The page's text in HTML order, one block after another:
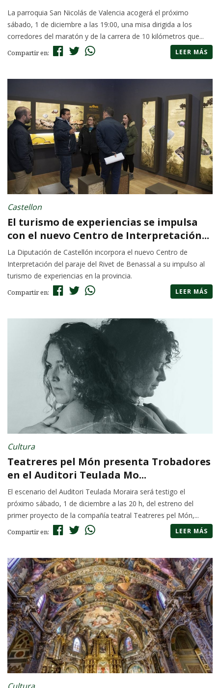
La parroquia San Nicolás de Valencia acogerá el próximo
sábado, 1 de diciembre a las 19:00, una misa dirigida a los
corredores del maratón y de la carrera de 10 kilómetros que...
Compartir en: LEER MÁS
Castellon
El turismo de experiencias se impulsa
con el nuevo Centro de Interpretación...
La Diputación de Castellón incorpora el nuevo Centro de
Interpretación del paraje del Rivet de Benassal a su impulso al
turismo de experiencias en la provincia.
Compartir en: LEER MÁS
Cultura
Teatreres pel Món presenta Trobadores
en el Auditori Teulada Mo...
El escenario del Auditori Teulada Moraira será testigo el
próximo sábado, 1 de diciembre a las 20 h, del estreno del
primer proyecto de la compañía teatral Teatreres pel Món,...
Compartir en: LEER MÁS